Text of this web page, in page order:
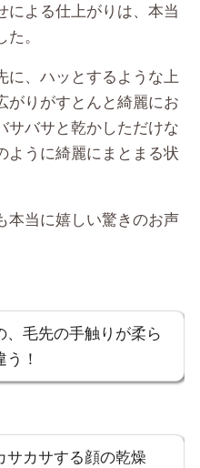
による仕上がりは、本当
。
に、ハッとするような上
がりがすとんと綺麗にお
サバサと乾かしただけな
ように綺麗にまとまる状
本当に嬉しい驚きのお声
、毛先の手触りが柔ら
！
サカサする顔の乾燥